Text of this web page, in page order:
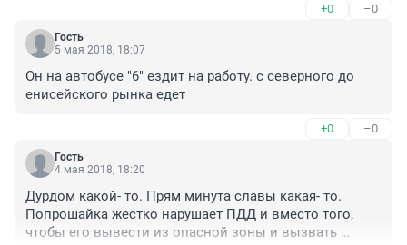
+0 –0
Гость
5 мая 2018, 18:07
Он на автобусе "6" ездит на работу. с северного до
енисейского рынка едет
+0 –0
Гость
4 мая 2018, 18:20
Дурдом какой- то. Прям минута славы какая- то.
Попрошайка жестко нарушает ПДД и вместо того,
чтобы его вывести из опасной зоны и вызвать